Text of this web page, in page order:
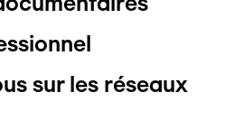
sur les réseaux